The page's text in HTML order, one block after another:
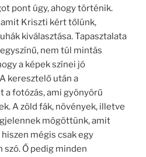
pont úgy, ahogy történik.
Kriszti kért tőlünk,
kiválasztása. Tapasztalata
nem túl mintás
a képek színei jó
keresztelő után a
fotózás, ami gyönyörű
A zöld fák, növények, illetve
mögöttünk, amit
mégis csak egy
Ő pedig minden